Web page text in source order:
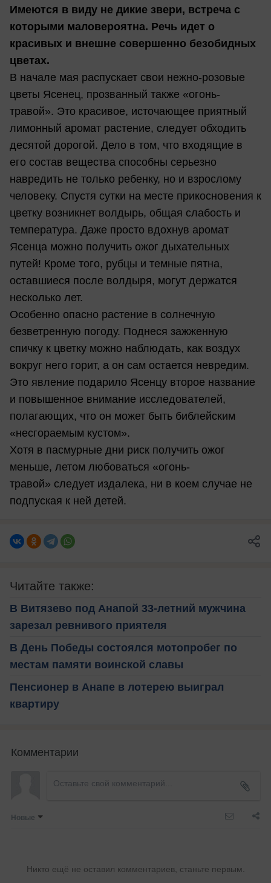
Имеются в виду не дикие звери, встреча с
которыми маловероятна. Речь идет о
красивых и внешне совершенно безобидных
цветах.
В начале мая распускает свои нежно-розовые
цветы Ясенец, прозванный также «огонь-
травой». Это красивое, источающее приятный
лимонный аромат растение, следует обходить
десятой дорогой. Дело в том, что входящие в
его состав вещества способны серьезно
навредить не только ребенку, но и взрослому
человеку. Спустя сутки на месте прикосновения к
цветку возникнет волдырь, общая слабость и
температура. Даже просто вдохнув аромат
Ясенца можно получить ожог дыхательных
путей! Кроме того, рубцы и темные пятна,
оставшиеся после волдыря, могут держатся
несколько лет.
Особенно опасно растение в солнечную
безветренную погоду. Поднеся зажженную
спичку к цветку можно наблюдать, как воздух
вокруг него горит, а он сам остается невредим.
Это явление подарило Ясенцу второе название
и повышенное внимание исследователей,
полагающих, что он может быть библейским
«несгораемым кустом».
Хотя в пасмурные дни риск получить ожог
меньше, летом любоваться «огонь-
травой» следует издалека, ни в коем случае не
подпуская к ней детей.
Читайте также:
В Витязево под Анапой 33-летний мужчина
зарезал ревнивого приятеля
В День Победы состоялся мотопробег по
местам памяти воинской славы
Пенсионер в Анапе в лотерею выиграл
квартиру
Комментарии
Новые
Никто ещё не оставил комментариев, станьте первым.